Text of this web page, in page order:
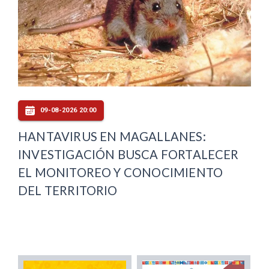
09-08-2026 20:00
HANTAVIRUS EN MAGALLANES:
INVESTIGACIÓN BUSCA FORTALECER
EL MONITOREO Y CONOCIMIENTO
DEL TERRITORIO